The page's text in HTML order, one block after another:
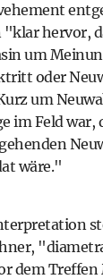
hervor,
um
oder
um
im Feld war,
wäre."
dem